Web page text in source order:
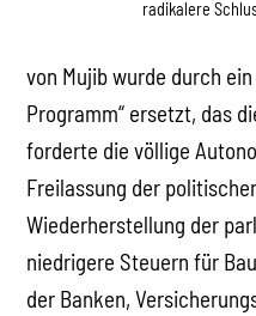
radikalere
von Mujib wurde durch
Programm“ ersetzt, das
forderte die völlige
Freilassung der
Wiederherstellung der
niedrigere Steuern für
der Banken,